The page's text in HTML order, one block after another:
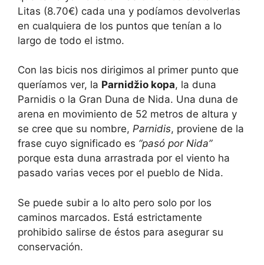
Litas (8.70€) cada una y podíamos devolverlas
en cualquiera de los puntos que tenían a lo
largo de todo el istmo.
Con las bicis nos dirigimos al primer punto que
queríamos ver, la Parnidžio kopa, la duna
Parnidis o la Gran Duna de Nida. Una duna de
arena en movimiento de 52 metros de altura y
se cree que su nombre, Parnidis, proviene de la
frase cuyo significado es “pasó por Nida”
porque esta duna arrastrada por el viento ha
pasado varias veces por el pueblo de Nida.
Se puede subir a lo alto pero solo por los
caminos marcados. Está estrictamente
prohibido salirse de éstos para asegurar su
conservación.